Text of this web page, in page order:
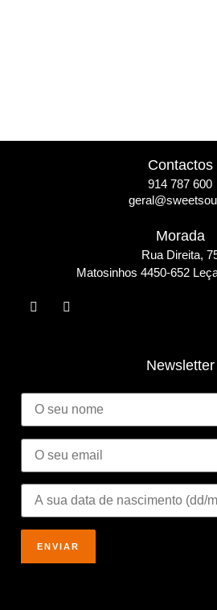
Contactos
914 787 600
Morada
Rua Direita,
Matosinhos 4450-652
Newsletter